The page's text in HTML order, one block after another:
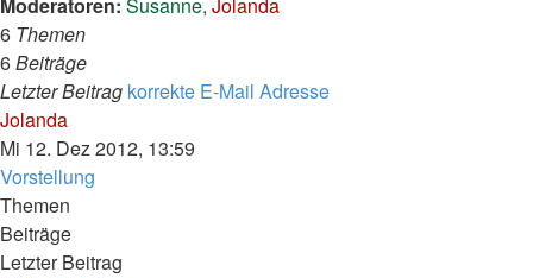
6 Themen
6Beiträge
Letzter Beitrag korrekte E-Mail Adresse
JolandaNeuester
Beitrag
Mi 12. Dez 2012, 13:59
Vorstellung
Themen
Beiträge
Letzter Beitrag